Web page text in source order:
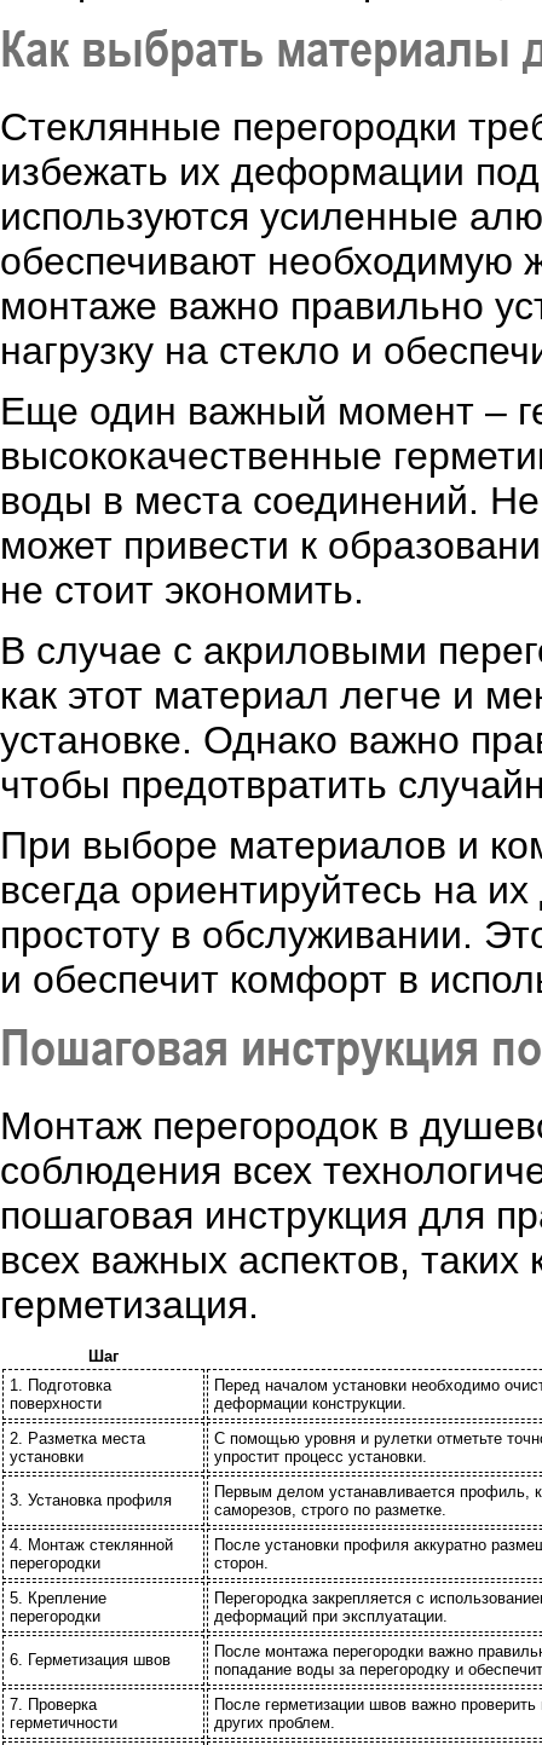
Как выбрать материалы
Стеклянные перегородки
избежать их деформации
используются усиленные
обеспечивают необходимую
монтаже важно правильно
нагрузку на стекло и
Еще один важный момент –
высококачественные
воды в места соединений.
может привести к
не стоит экономить.
В случае с акриловыми
как этот материал легче и
установке. Однако важно
чтобы предотвратить
При выборе материалов и
всегда ориентируйтесь на
простоту в обслуживании.
и обеспечит комфорт в
Пошаговая инструкция
Монтаж перегородок в
соблюдения всех
пошаговая инструкция для
всех важных аспектов,
герметизация.
Шаг
1. Подготовка
поверхности
Перед началом установки необходимо
деформации конструкции.
2. Разметка места
установки
С помощью уровня и рулетки отметьте
упростит процесс установки.
3. Установка профиля
Первым делом устанавливается профиль,
саморезов, строго по разметке.
4. Монтаж стеклянной
перегородки
После установки профиля аккуратно
сторон.
5. Крепление
перегородки
Перегородка закрепляется с
деформаций при эксплуатации.
6. Герметизация швов
После монтажа перегородки важно
попадание воды за перегородку и
7. Проверка
герметичности
После герметизации швов важно
других проблем.